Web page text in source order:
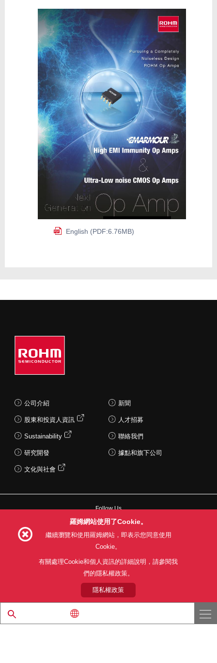
English (PDF:6.76MB)
公司介紹
股東和投資人資訊
Sustainability
研究開發
文化與社會
新聞
人才招募
聯絡我們
據點和旗下公司
Follow Us
網站使用條款 利用目的 隱私權政策
網站地圖
關於本公司產品銷售之標準條款(PDF)
© 1997 - 2026 ROHM CO., LTD. ALL RIGHTS RESERVED.
羅姆網站使用了Cookie。
繼續瀏覽和使用羅姆網站，即表示您同意使用
Cookie。
有關處理Cookie和個人資訊的詳細說明，請參閱我
們的隱私權政策。
隱私權政策